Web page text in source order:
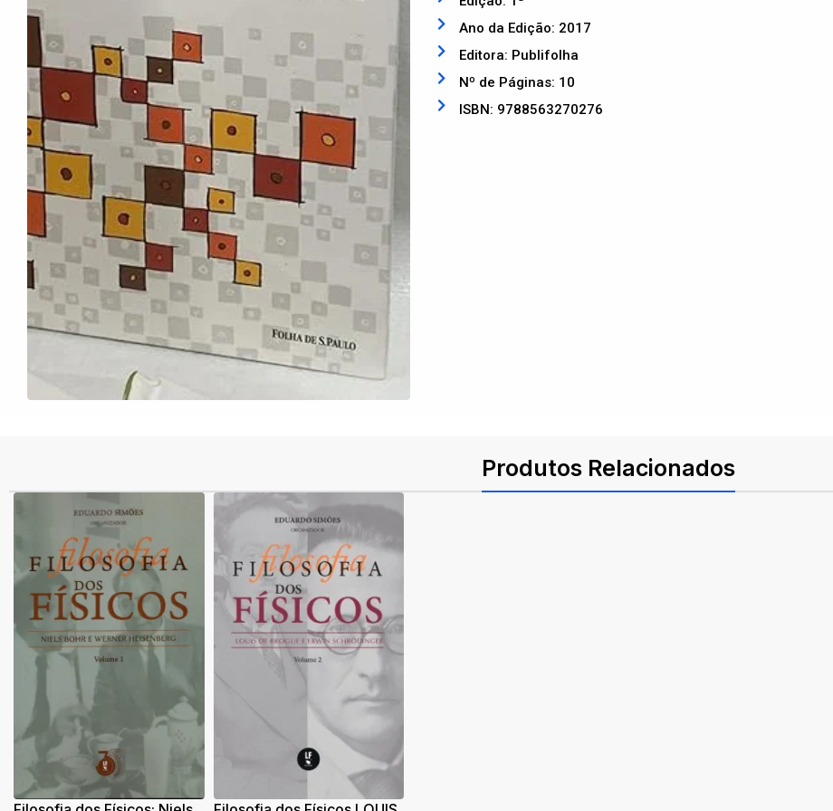
Ano da Edição: 2017
Editora: Publifolha
Nº de Páginas: 10
ISBN: 9788563270276
Produtos Relacionados